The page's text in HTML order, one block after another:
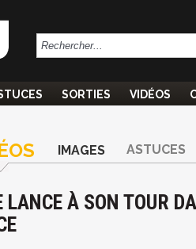
SORTIES VIDÉOS
IMAGES ASTUCES
À SON TOUR